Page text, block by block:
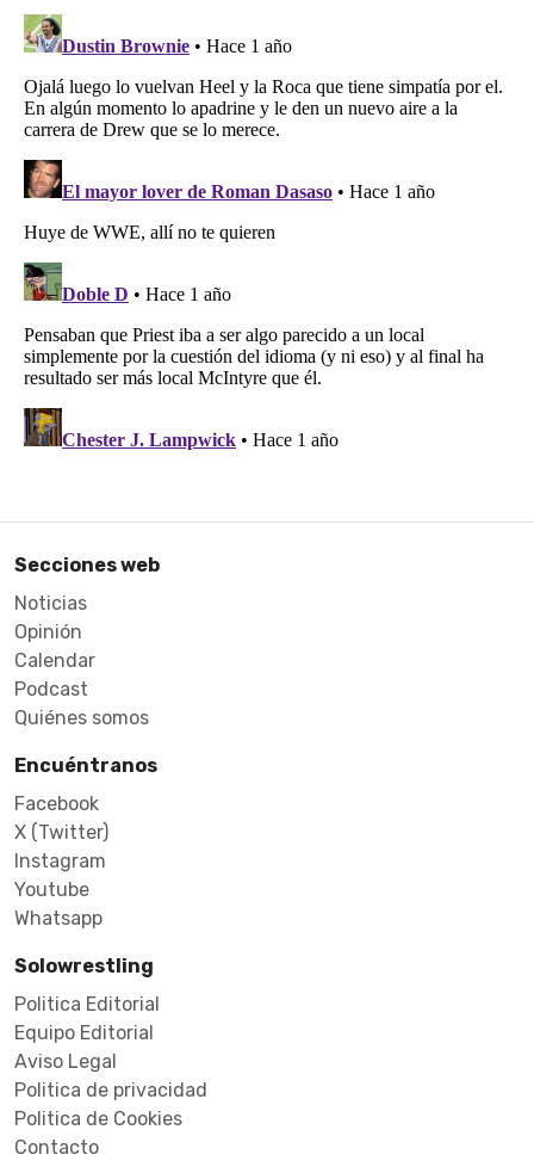
Secciones web
Noticias
Opinión
Calendar
Podcast
Quiénes somos
Encuéntranos
Facebook
X (Twitter)
Instagram
Youtube
Whatsapp
Solowrestling
Politica Editorial
Equipo Editorial
Aviso Legal
Politica de privacidad
Politica de Cookies
Contacto